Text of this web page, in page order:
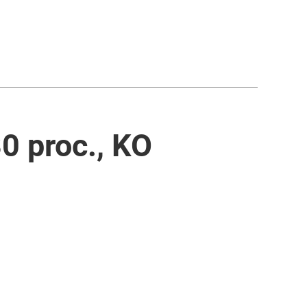
proc., KO